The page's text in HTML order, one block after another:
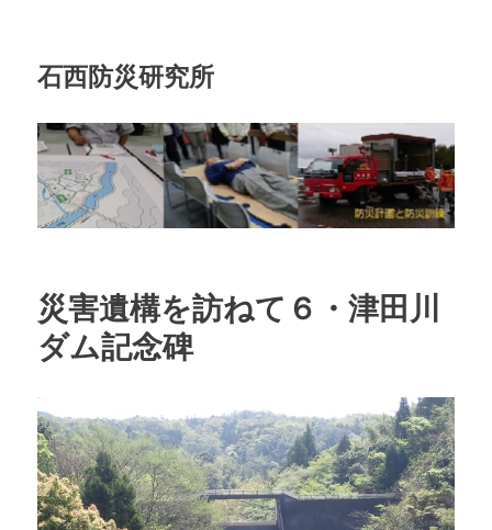
石西防災研究所
災害遺構を訪ねて６・津田川
ダム記念碑